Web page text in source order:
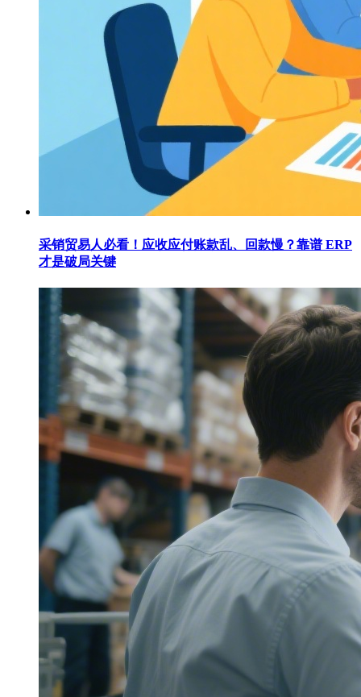
采销贸易人必看！应收应付账款乱、回款慢？靠谱 ERP
才是破局关键